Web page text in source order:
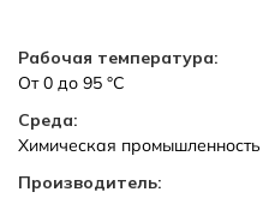
Рабочая температура:
От 0 до 95 °C
Среда:
Химическая промышленность
Производитель: